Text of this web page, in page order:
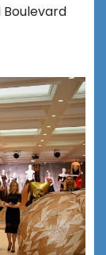
Boulevard